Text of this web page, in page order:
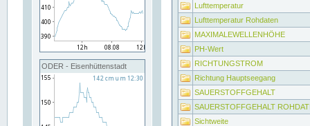
ODER - Eisenhüttenstadt
Lufttemperatur
Lufttemperatur Rohdaten
MAXIMALEWELLENHÖHE
PH-Wert
RICHTUNGSTROM
Richtung Hauptseegang
SAUERSTOFFGEHALT
SAUERSTOFFGEHALT
Sichtweite